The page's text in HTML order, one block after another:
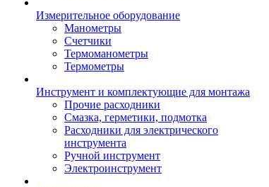
Измерительное оборудование
Манометры
Счетчики
Термоманометры
Термометры
Инструмент и комплектующие для монтажа
Прочие расходники
Смазка, герметики, подмотка
Расходники для электрического
инструмента
Ручной инструмент
Электроинструмент